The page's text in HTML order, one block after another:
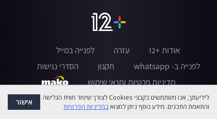
אודות +12 עזרה
לפנייה במייל
לפנייה ב- whatsapp
תקנון
הסדרי נגישות
מדיניות פרטיות ותנאי שימוש
לידיעתך, אנו משתמשים בקבצי Cookies לצורך שיפור חווית הגלישה
והתאמת התכנים. מידע נוסף ניתן למצואבמדיניות הפרטיות אישור